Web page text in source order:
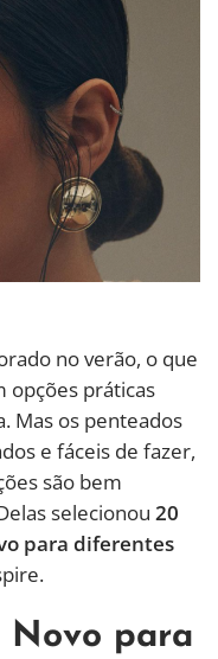
no verão, o que
opções práticas
Mas os penteados
e fáceis de fazer,
são bem
selecionou 20
para diferentes
Novo para